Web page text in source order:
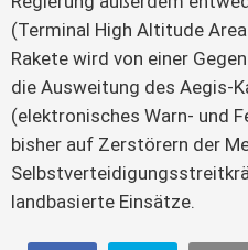
(Terminal High Altitude
Rakete wird von einer
die Ausweitung des Aegis-
(elektronisches Warn- und
bisher auf Zerstörern der
landbasierte Einsätze.